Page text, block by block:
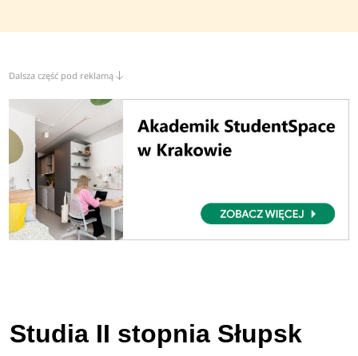
Dalsza część pod reklamą
Studia II stopnia Słupsk